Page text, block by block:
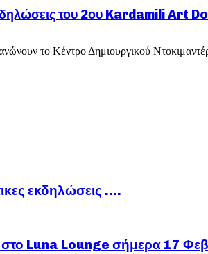
του 2ου Kardamili Art
το Κέντρο Δημιουργικού
εκδηλώσεις ….
Luna Lounge σήμερα 17